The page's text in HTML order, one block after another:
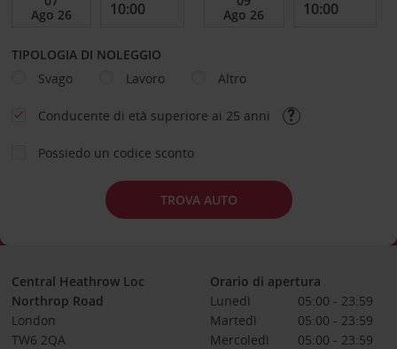
TIPOLOGIA DI NOLEGGIO
Svago
Lavoro Altro
Conducente di età superiore ai 25 anni
Possiedo un codice sconto
TROVA AUTO
Central Heathrow Loc
Northrop Road
London
TW6 2QA
Orario di apertura
Lunedì
05:00 - 23:59
Martedì
05:00 - 23:59
Mercoledì
05:00 - 23:59